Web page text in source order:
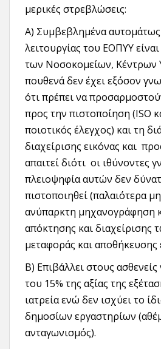
μερικές στρεβλώσεις:
Α) Συμβεβλημένα αυτομάτως
λειτουργίας του ΕΟΠΥΥ
των Νοσοκομείων, Κέντρων
πουθενά δεν έχει εξ΄όσον
ότι πρέπει να
προς την πιστοποίηση (ISO
ποιοτικός έλεγχος) και τη
διαχείρισης εικόνας και
απαιτεί διότι οι ιθύνοντες
πλειοψηφία αυτών δεν
πιστοποιηθεί (παλαιότερα
ανύπαρκτη μηχανογράφηση
απόκτησης και διαχείρισης
μεταφοράς και αποθήκευσης
Β) Επιβάλλει στους
του 15% της αξίας της
ιατρεία ενώ δεν ισχύει το
δημοσίων εργαστηρίων
ανταγωνισμός).